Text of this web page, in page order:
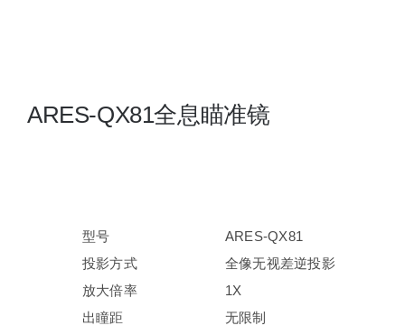
ARES-QX81全息瞄准镜
型号 ARES-QX81
投影方式
全像无视差逆投影
放大倍率
1X
出瞳距
无限制